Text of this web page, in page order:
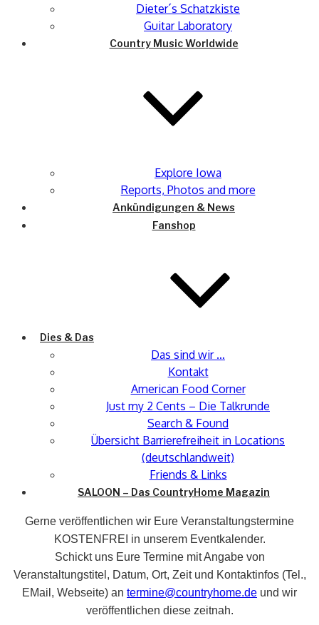
Dieter´s Schatzkiste
Guitar Laboratory
Country Music Worldwide
Explore Iowa
Reports, Photos and more
Ankündigungen & News
Fanshop
Dies & Das
Das sind wir …
Kontakt
American Food Corner
Just my 2 Cents – Die Talkrunde
Search & Found
Übersicht Barrierefreiheit in Locations
(deutschlandweit)
Friends & Links
SALOON – Das CountryHome Magazin
Gerne veröffentlichen wir Eure Veranstaltungstermine
KOSTENFREI in unserem Eventkalender.
Schickt uns Eure Termine mit Angabe von
Veranstaltungstitel, Datum, Ort, Zeit und Kontaktinfos (Tel.,
EMail, Webseite) an termine@countryhome.de und wir
veröffentlichen diese zeitnah.